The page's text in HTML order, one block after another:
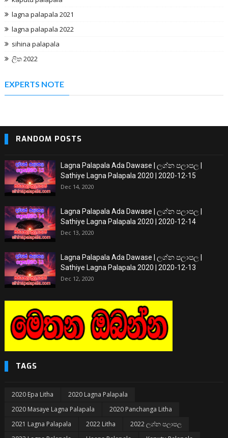
lagna palapala 2021
lagna palapala 2022
sihina palapala
ලිත 2022
EXPERTS NOTE
RANDOM POSTS
Lagna Palapala Ada Dawase | ලග්න පලාපල |
Sathiye Lagna Palapala 2020 | 2020-12-15
Dec 14, 2020
Lagna Palapala Ada Dawase | ලග්න පලාපල |
Sathiye Lagna Palapala 2020 | 2020-12-14
Dec 13, 2020
Lagna Palapala Ada Dawase | ලග්න පලාපල |
Sathiye Lagna Palapala 2020 | 2020-12-13
Dec 12, 2020
TAGS
2020 Epa Litha
2020 Lagna Palapala
2020 Masaye Lagna Palapala
2020 Panchanga Litha
2021 Lagna Palapala
2022 Litha
2022 ලග්න පලාපල